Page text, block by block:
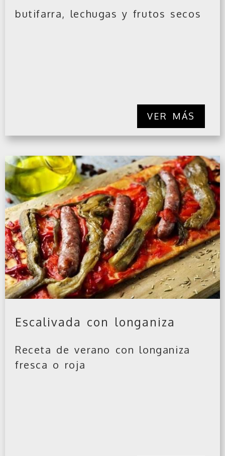
butifarra, lechugas y frutos secos
VER MÁS
Escalivada con longaniza
Receta de verano con longaniza
fresca o roja